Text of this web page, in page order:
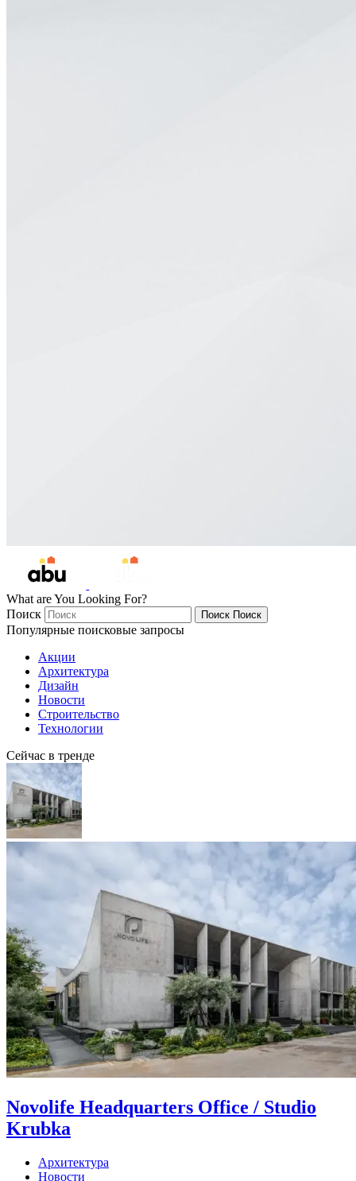
What are You Looking For?
Поиск
Поиск Поиск
Популярные поисковые запросы
Акции
Архитектура
Дизайн
Новости
Строительство
Технологии
Сейчас в тренде
Novolife Headquarters Office / Studio
Krubka
Архитектура
Новости